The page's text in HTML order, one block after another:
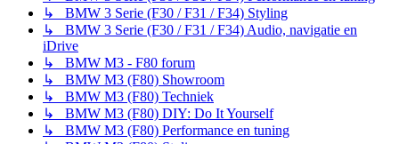
↳ BMW 3 Serie (F30 / F31 / F34) Styling
↳ BMW 3 Serie (F30 / F31 / F34) Audio, navigatie en
iDrive
↳ BMW M3 - F80 forum
↳ BMW M3 (F80) Showroom
↳ BMW M3 (F80) Techniek
↳ BMW M3 (F80) DIY: Do It Yourself
↳ BMW M3 (F80) Performance en tuning